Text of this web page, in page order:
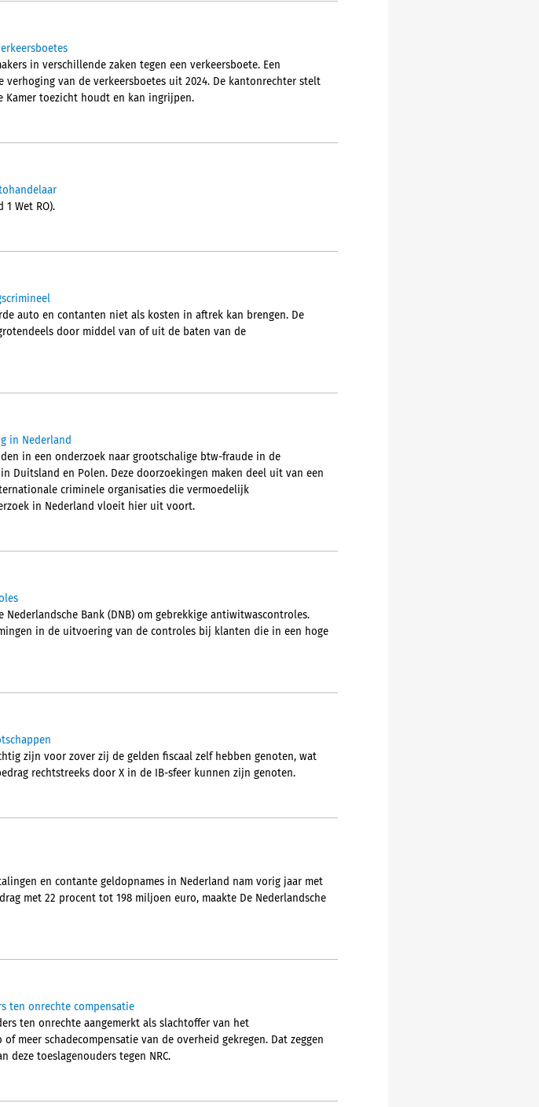
in verschillende zaken tegen een verkeersboete. Een
van de verkeersboetes uit 2024. De kantonrechter stelt
toezicht houdt en kan ingrijpen.
Wet RO).
auto en contanten niet als kosten in aftrek kan brengen. De
door middel van of uit de baten van de
in Nederland
in een onderzoek naar grootschalige btw-fraude in de
Duitsland en Polen. Deze doorzoekingen maken deel uit van een
criminele organisaties die vermoedelijk
in Nederland vloeit hier uit voort.
Bank (DNB) om gebrekkige antiwitwascontroles.
in de uitvoering van de controles bij klanten die in een hoge
zijn voor zover zij de gelden fiscaal zelf hebben genoten, wat
rechtstreeks door X in de IB-sfeer kunnen zijn genoten.
en contante geldopnames in Nederland nam vorig jaar met
met 22 procent tot 198 miljoen euro, maakte De Nederlandsche
ten onrechte compensatie
ten onrechte aangemerkt als slachtoffer van het
meer schadecompensatie van de overheid gekregen. Dat zeggen
toeslagenouders tegen NRC.